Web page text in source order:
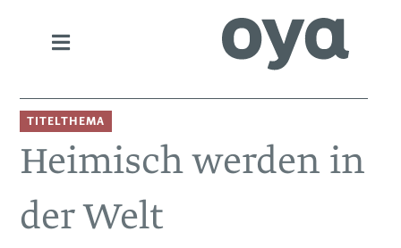
TITELTHEMA
Heimisch werden in
der Welt